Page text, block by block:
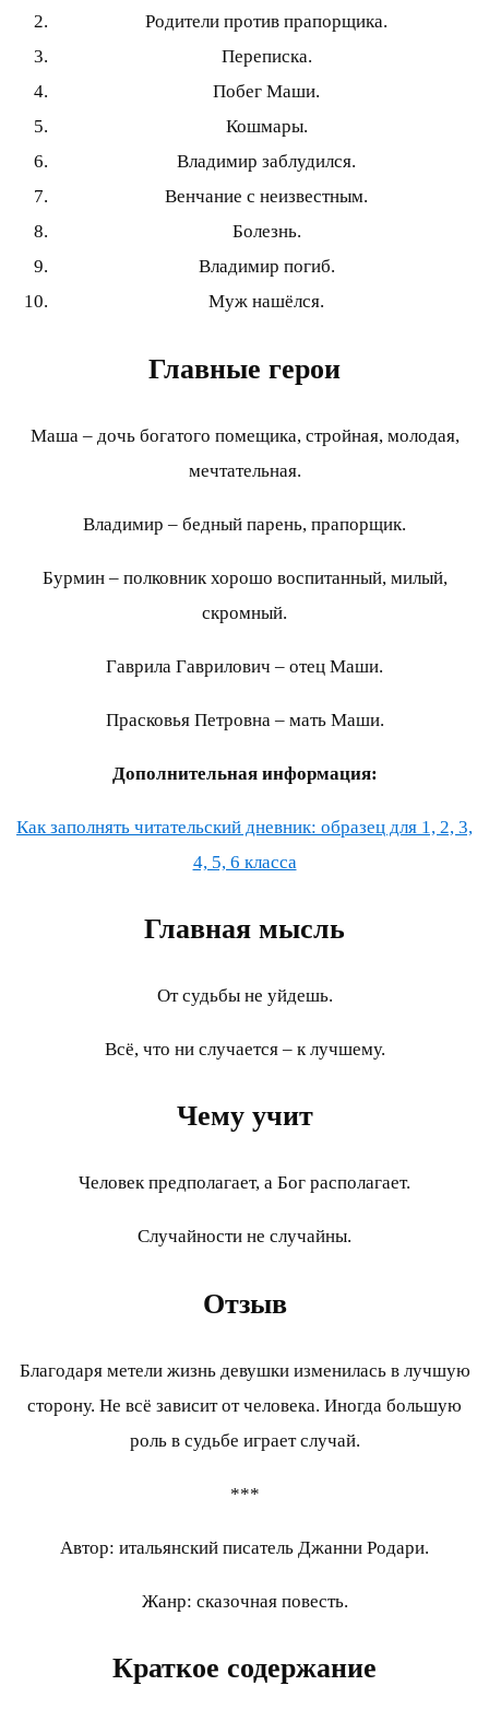
Родители против прапорщика.
Переписка.
Побег Маши.
Кошмары.
Владимир заблудился.
Венчание с неизвестным.
Болезнь.
Владимир погиб.
Муж нашёлся.
Главные герои
Маша – дочь богатого помещика, стройная, молодая,
мечтательная.
Владимир – бедный парень, прапорщик.
Бурмин – полковник хорошо воспитанный, милый,
скромный.
Гаврила Гаврилович – отец Маши.
Прасковья Петровна – мать Маши.
Дополнительная информация:
Как заполнять читательский дневник: образец для 1, 2, 3,
4, 5, 6 класса
Главная мысль
От судьбы не уйдешь.
Всё, что ни случается – к лучшему.
Чему учит
Человек предполагает, а Бог располагает.
Случайности не случайны.
Отзыв
Благодаря метели жизнь девушки изменилась в лучшую
сторону. Не всё зависит от человека. Иногда большую
роль в судьбе играет случай.
***
Автор: итальянский писатель Джанни Родари.
Жанр: сказочная повесть.
Краткое содержание